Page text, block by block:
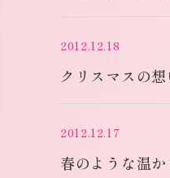
2012.12.18
クリスマスの
2012.12.17
春のような温